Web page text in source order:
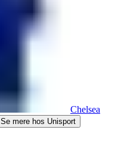
Chelsea
Se mere hos Unisport